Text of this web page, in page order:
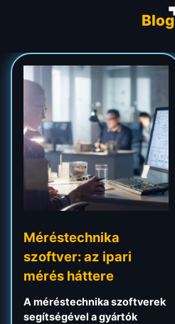
Blog
Méréstechnika
szoftver: az ipari
mérés háttere
A méréstechnika szoftverek
segítségével a gyártók